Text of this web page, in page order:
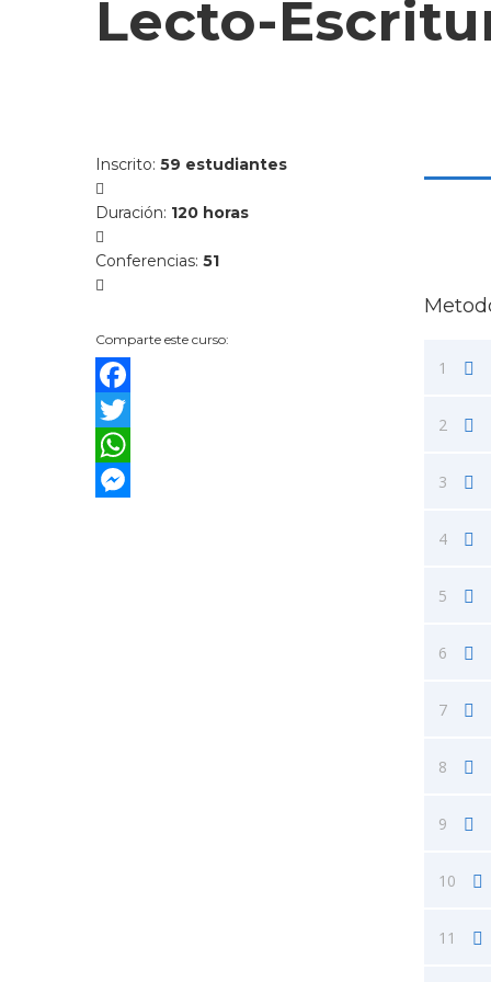
Lecto-
Inscrito: 59 estudiantes
Duración: 120 horas
Conferencias: 51
Comparte este curso:
Facebook
Twitter
WhatsApp
1
2
3
4
5
6
7
8
9
10
11